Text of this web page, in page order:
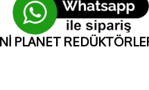
PLANET